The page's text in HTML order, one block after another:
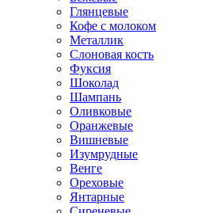
Глянцевые
Кофе с молоком
Металлик
Слоновая кость
Фуксия
Шоколад
Шампань
Оливковые
Оранжевые
Вишневые
Изумрудные
Венге
Ореховые
Янтарные